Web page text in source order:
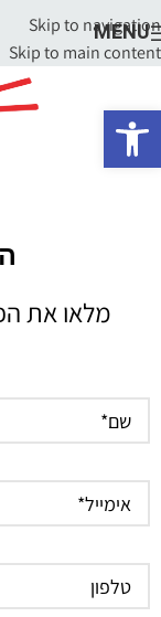
פתח סרגל נגישות
Skip to navigation
Skip to main content
MENU
מלאו את